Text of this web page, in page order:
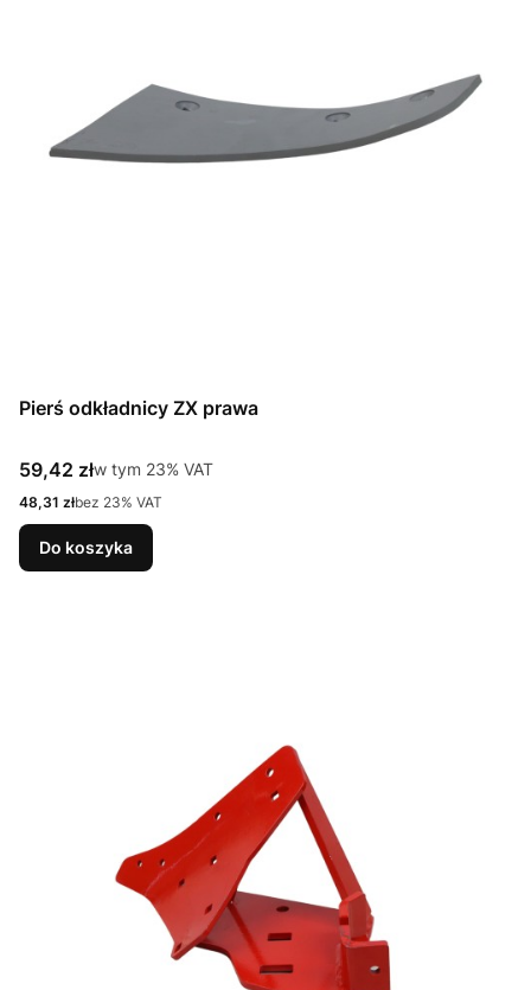
Pierś odkładnicy ZX prawa
Cena brutto
59,42 złw tym %s VAT
w tym 23% VAT
Cena netto
48,31 złbez 23% VAT
Do koszyka